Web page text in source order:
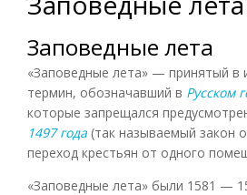
Заповедные лета
«Заповедные лета» — принятый в
термин, обозначавший в Русском
которые запрещался
1497 года (так называемый закон
переход крестьян от одного
«Заповедные лета» были 1581 —